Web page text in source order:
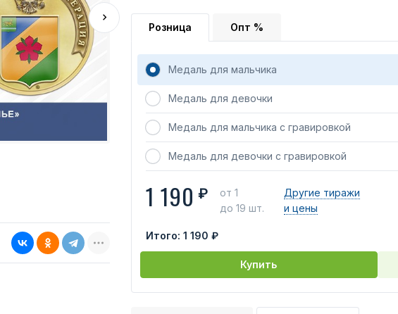
Розница Опт %
Медаль для мальчика
Медаль для девочки
Медаль для мальчика с гравировкой
Медаль для девочки с гравировкой
1 190 ₽
от 1
до 19 шт.
Другие тиражи
и цены
Итого: 1 190 ₽
Купить